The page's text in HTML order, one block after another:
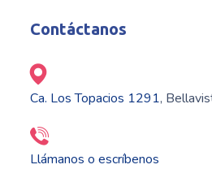
Contáctanos
Ca. Los Topacios 1291,
Llámanos o escríbenos